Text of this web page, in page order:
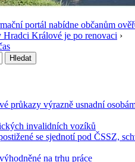
portál nabídne občanům
Králové je po renovaci ›
průkazy výrazně usnadní
invalidních vozíků
se sjednotí pod ČSSZ,
na trhu práce